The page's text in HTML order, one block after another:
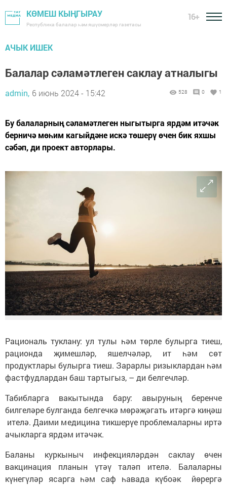
КӨМЕШ КЫҢГЫРАУ
Республика балалар һәм яшүсмерләр газетасы
16+
АЧЫК ИШЕК
Балалар сәламәтлеген саклау атналыгы
admin, 6 июнь 2024 - 15:42 528 0 1
Бу балаларның сәламәтлеген ныгытырга ярдәм итәчәк
берничә мөһим кагыйдәне искә төшерү өчен бик яхшы
сәбәп, ди проект авторлары.
Рациональ туклану: ул тулы һәм төрле булырга тиеш,
рационда җимешләр, яшелчәләр, ит һәм сөт
продуктлары булырга тиеш. Зарарлы ризыклардан һәм
фастфудлардан баш тартыгыз, – ди белгечләр.
Табибларга вакытында бару: авыруның беренче
билгеләре булганда белгечкә мөрәҗәгать итәргә киңәш
ителә. Даими медицина тикшерүе проблемаларны иртә
ачыкларга ярдәм итәчәк.
Баланы куркыныч инфекцияләрдән саклау өчен
вакцинация планын үтәү таләп ителә. Балаларны
күнегүләр ясарга һәм саф һавада күбоәк йөрергә